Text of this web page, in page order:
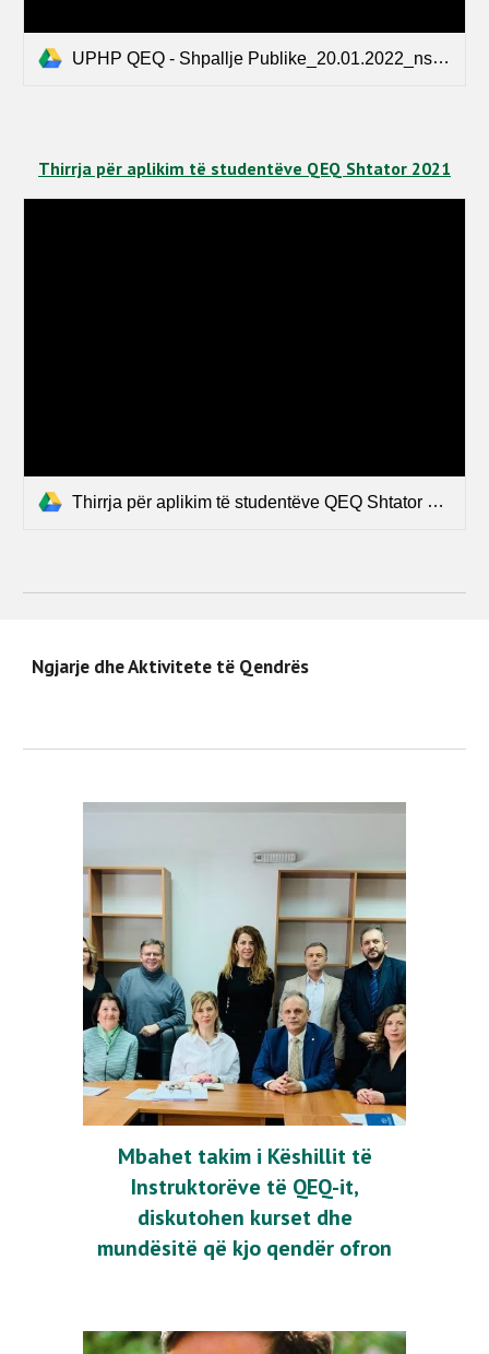
UPHP QEQ - Shpallje Publike_20.01.2022_ns.docx
Thirrja për aplikim të studentëve QEQ Shtator 2021
Thirrja për aplikim të studentëve QEQ Shtator 2021.pdf
Ngjarje dhe Aktivitete të Qendrës
Mbahet takim i Këshillit të
Instruktorëve të QEQ-it,
diskutohen kurset dhe
mundësitë që kjo qendër ofron